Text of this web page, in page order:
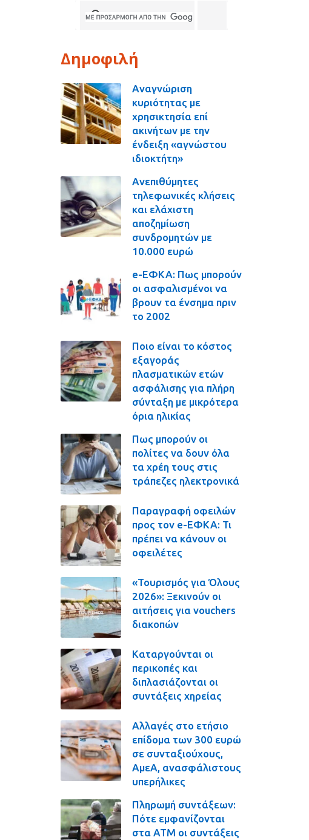
Δημοφιλή
Αναγνώριση
κυριότητας με
χρησικτησία επί
ακινήτων με την
ένδειξη «αγνώστου
ιδιοκτήτη»
Ανεπιθύμητες
τηλεφωνικές κλήσεις
και ελάχιστη
αποζημίωση
συνδρομητών με
10.000 ευρώ
e-ΕΦΚΑ: Πως μπορούν
οι ασφαλισμένοι να
βρουν τα ένσημα πριν
το 2002
Ποιο είναι το κόστος
εξαγοράς
πλασματικών ετών
ασφάλισης για πλήρη
σύνταξη με μικρότερα
όρια ηλικίας
Πως μπορούν οι
πολίτες να δουν όλα
τα χρέη τους στις
τράπεζες ηλεκτρονικά
Παραγραφή οφειλών
προς τον e-ΕΦΚΑ: Τι
πρέπει να κάνουν οι
οφειλέτες
«Τουρισμός για Όλους
2026»: Ξεκινούν οι
αιτήσεις για vouchers
διακοπών
Καταργούνται οι
περικοπές και
διπλασιάζονται οι
συντάξεις χηρείας
Αλλαγές στο ετήσιο
επίδομα των 300 ευρώ
σε συνταξιούχους,
ΑμεΑ, ανασφάλιστους
υπερήλικες
Πληρωμή συντάξεων:
Πότε εμφανίζονται
στα ΑΤΜ οι συντάξεις